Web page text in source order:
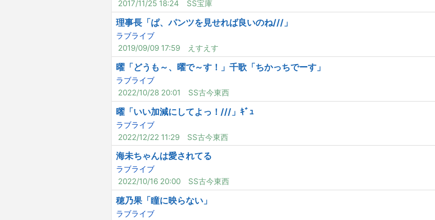
2017/11/25 18:24 SS宝庫
理事長「ぱ、パンツを見せれば良いのね///」
ラブライブ
2019/09/09 17:59
えすえす
曜「どうも～、曜で～す！」千歌「ちかっちでーす」
ラブライブ
2022/10/28 20:01
SS古今東西
曜「いい加減にしてよっ！///」ｷﾞｭ
ラブライブ
2022/12/22 11:29
SS古今東西
海未ちゃんは愛されてる
ラブライブ
2022/10/16 20:00
SS古今東西
穂乃果「瞳に映らない」
ラブライブ